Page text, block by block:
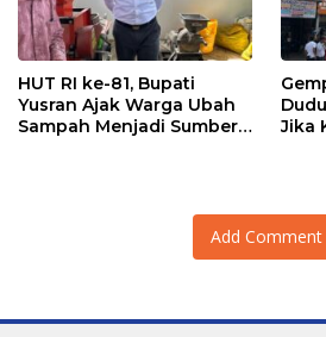
HUT RI ke-81, Bupati
Yusran Ajak Warga Ubah
Sampah Menjadi Sumber
Jika
Add Comment